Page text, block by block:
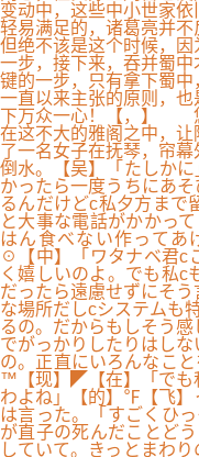
变动中，这些中小世家
轻易满足的，诸葛亮并不
但绝不该是这个时候，
一步，接下来，吞并蜀
键的一步，只有拿下蜀
一直以来主张的原则，
下万众一心！【，】
在这不大的雅阁之中，
了一名女子在抚琴，帘
倒水。【吴】「たしか
かったら一度うちにあ
るんだけどc私夕方まで
と大事な電話がかかっ
はん食べない作って
☉【中】「ワタナベ君c
く嬉しいのよ。でも私c
だったら遠慮せずにそ
な場所だしcシステムも
るの。だからもしそう
でがっかりしたりはし
の。正直にいろんなこ
™【现】◤【在】「でも
わよね」【的】℉【飞】
は言った。「すごくひ
が直子の死んだことど
していて。きっとまわ